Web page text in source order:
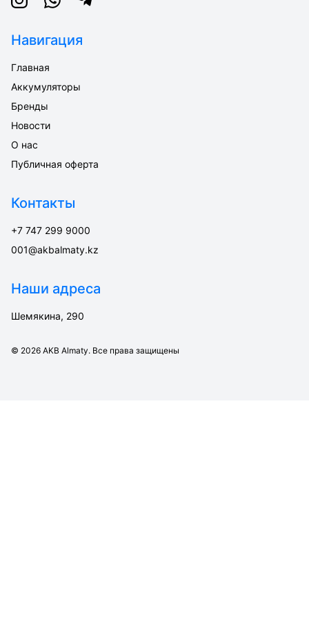
Навигация
Главная
Аккумуляторы
Бренды
Новости
О нас
Публичная оферта
Контакты
+7 747 299 9000
001@akbalmaty.kz
Наши адреса
Шемякина, 290
© 2026 AKB Almaty. Все права защищены